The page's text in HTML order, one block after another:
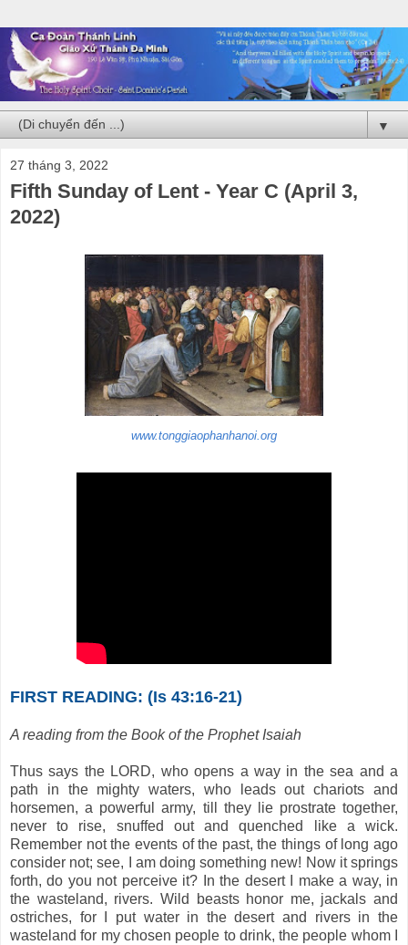
▼
27 tháng 3, 2022
Fifth Sunday of Lent - Year C (April 3,
2022)
www.tonggiaophanhanoi.org
FIRST READING: (Is 43:16-21)
A reading from the Book of the Prophet Isaiah
Thus says the LORD, who opens a way in the sea and a
path in the mighty waters, who leads out chariots and
horsemen, a powerful army, till they lie prostrate together,
never to rise, snuffed out and quenched like a wick.
Remember not the events of the past, the things of long ago
consider not; see, I am doing something new! Now it springs
forth, do you not perceive it? In the desert I make a way, in
the wasteland, rivers. Wild beasts honor me, jackals and
ostriches, for I put water in the desert and rivers in the
wasteland for my chosen people to drink, the people whom I